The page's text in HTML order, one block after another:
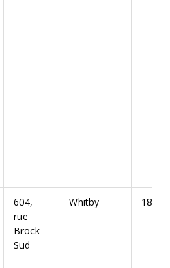
renseignements détaillés pour
604,
rue
Brock
Sud
Whitby 1877